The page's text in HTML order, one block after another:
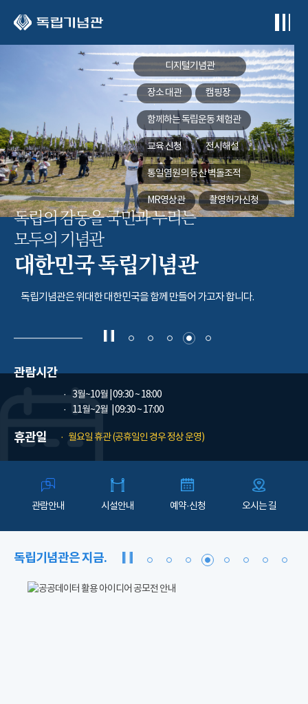
디지털기념관
장소 대관 캠핑장
함께하는독립운동 체험관
교육 신청 전시해설
통일염원의 동산벽돌조적
MR영상관 촬영허가신청
독립의 감동을 국민과 누리는
모두의 기념관
대한민국 독립기념관
독립기념관은 위대한 대한민국을 함께 만들어 가고자 합니다.
관람시간
3월~10월 | 09:30 ~ 18:00
11월~2월
| 09:30 ~ 17:00
휴관일 월요일 휴관 (공휴일인 경우 정상 운영)
관람안내 시설안내 예약·신청 오시는 길
독립기념관은 지금.